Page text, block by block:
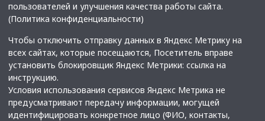
пользователей и улучшения качества работы сайта.
(Политика конфиденциальности)
Чтобы отключить отправку данных в Яндекс Метрику на
всех сайтах, которые посещаются, Посетитель вправе
установить блокировщик Яндекс Метрики: ссылка на
инструкцию.
Условия использования сервисов Яндекс Метрика не
предусматривают передачу информации, могущей
идентифицировать конкретное лицо (ФИО, контакты,